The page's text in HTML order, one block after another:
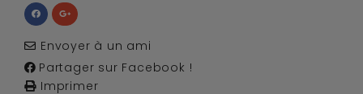
Envoyer à un ami
Partager sur Facebook !
Imprimer